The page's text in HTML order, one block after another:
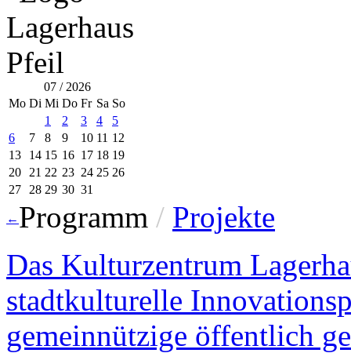
07 / 2026
Mo Di Mi Do Fr Sa So
1
2 3 4
5
6
7 8 9 10 11 12
13
14 15 16 17 18 19
20
21 22 23 24 25 26
27
28 29 30 31
← Programm / Projekte
Das Kulturzentrum
stadtkulturelle
gemeinnützige öffentlich